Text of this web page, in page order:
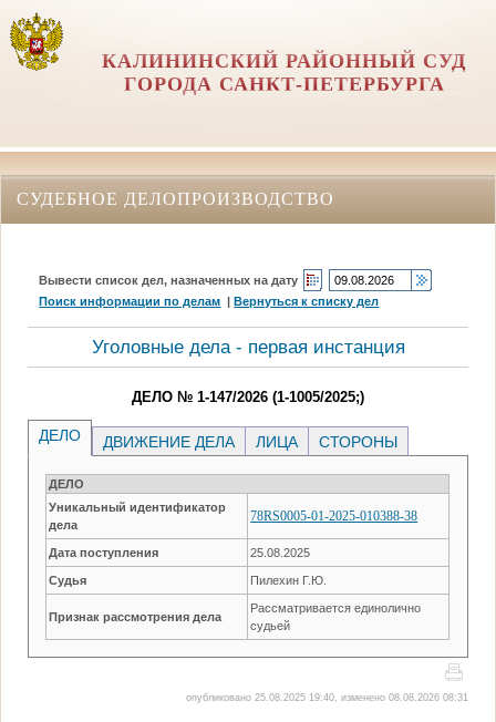
КАЛИНИНСКИЙ РАЙОННЫЙ СУД
ГОРОДА САНКТ-ПЕТЕРБУРГА
СУДЕБНОЕ ДЕЛОПРОИЗВОДСТВО
Вывести список дел, назначенных на дату
Поиск информации по делам |Вернуться к списку дел
Уголовные дела - первая инстанция
ДЕЛО № 1-147/2026 (1-1005/2025;)
ДЕЛО ДВИЖЕНИЕ ДЕЛА ЛИЦА СТОРОНЫ
ДЕЛО
Уникальный идентификатор
дела
78RS0005-01-2025-010388-38
Дата поступления 25.08.2025
Судья Пилехин Г.Ю.
Признак рассмотрения дела
Рассматривается единолично
судьей
опубликовано 25.08.2025 19:40, изменено 08.08.2026 08:31